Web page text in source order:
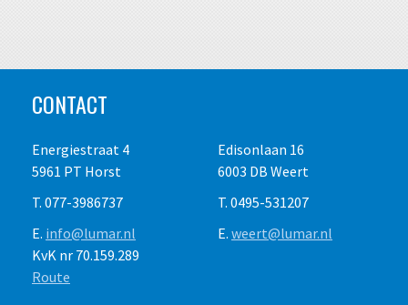
CONTACT
Energiestraat 4
5961 PT Horst
T. 077-3986737
E. info@lumar.nl
Edisonlaan 16
6003 DB Weert
T. 0495-531207
E. weert@lumar.nl
KvK nr 70.159.289
Route